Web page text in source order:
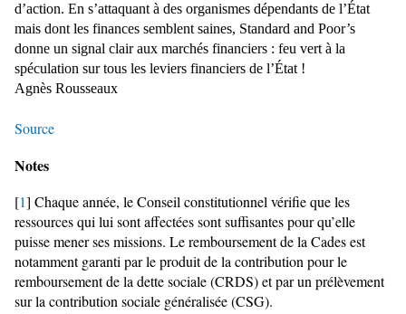
d’action. En s’attaquant à des organismes dépendants de l’État
mais dont les finances semblent saines, Standard and Poor’s
donne un signal clair aux marchés financiers : feu vert à la
spéculation sur tous les leviers financiers de l’État !
Agnès Rousseaux
Source
Notes
[1] Chaque année, le Conseil constitutionnel vérifie que les
ressources qui lui sont affectées sont suffisantes pour qu’elle
puisse mener ses missions. Le remboursement de la Cades est
notamment garanti par le produit de la contribution pour le
remboursement de la dette sociale (CRDS) et par un prélèvement
sur la contribution sociale généralisée (CSG).